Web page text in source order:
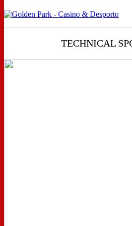
TECHNICAL